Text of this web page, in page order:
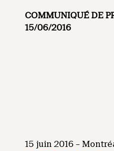
COMMUNIQUÉ DE
15/06/2016
15 juin 2016 –